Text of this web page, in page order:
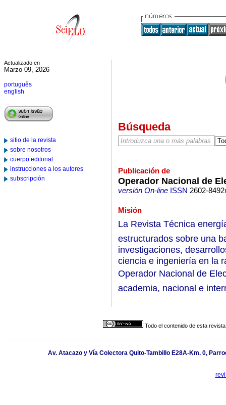
Actualizado en
Marzo 09, 2026
português
english
sitio de la revista
sobre nosotros
cuerpo editorial
instrucciones a los autores
subscripción
Búsqueda
Publicación de
Operador Nacional de
versión On-lineISSN 2602-8492
Misión
La Revista Técnica
estructurados sobre una
investigaciones,
ciencia e ingeniería en la
Operador Nacional de
academia, nacional e
Todo el contenido de esta
Av. Atacazo y Vía Colectora Quito-Tambillo E28A-Km. 0,